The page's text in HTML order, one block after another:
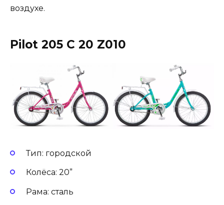
воздухе.
Pilot 205 C 20 Z010
Тип: городской
Колёса: 20”
Рама: сталь